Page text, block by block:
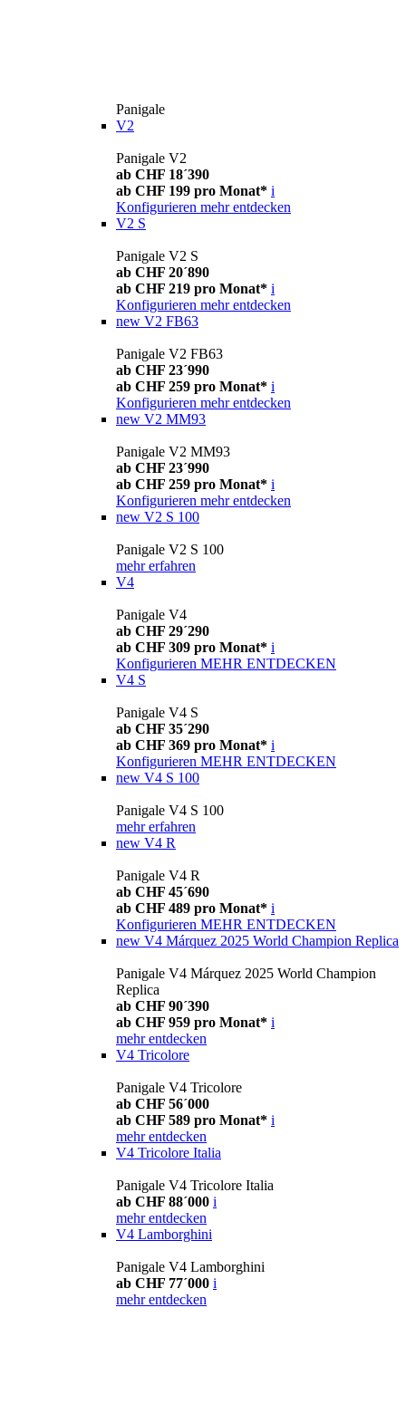
Panigale
V2
Panigale V2
ab CHF 18´390
ab CHF 199 pro Monat* i
Konfigurieren mehr entdecken
V2 S
Panigale V2 S
ab CHF 20´890
ab CHF 219 pro Monat* i
Konfigurieren mehr entdecken
new V2 FB63
Panigale V2 FB63
ab CHF 23´990
ab CHF 259 pro Monat* i
Konfigurieren mehr entdecken
new V2 MM93
Panigale V2 MM93
ab CHF 23´990
ab CHF 259 pro Monat* i
Konfigurieren mehr entdecken
new V2 S 100
Panigale V2 S 100
mehr erfahren
V4
Panigale V4
ab CHF 29´290
ab CHF 309 pro Monat* i
Konfigurieren MEHR ENTDECKEN
V4 S
Panigale V4 S
ab CHF 35´290
ab CHF 369 pro Monat* i
Konfigurieren MEHR ENTDECKEN
new V4 S 100
Panigale V4 S 100
mehr erfahren
new V4 R
Panigale V4 R
ab CHF 45´690
ab CHF 489 pro Monat* i
Konfigurieren MEHR ENTDECKEN
new V4 Márquez 2025 World Champion Replica
Panigale V4 Márquez 2025 World Champion
Replica
ab CHF 90´390
ab CHF 959 pro Monat* i
mehr entdecken
V4 Tricolore
Panigale V4 Tricolore
ab CHF 56´000
ab CHF 589 pro Monat* i
mehr entdecken
V4 Tricolore Italia
Panigale V4 Tricolore Italia
ab CHF 88´000 i
mehr entdecken
V4 Lamborghini
Panigale V4 Lamborghini
ab CHF 77´000 i
mehr entdecken